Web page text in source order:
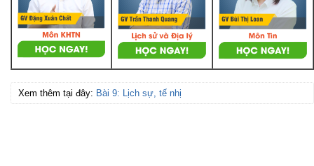
Xem thêm tại đây: Bài 9: Lịch sự, tế nhị